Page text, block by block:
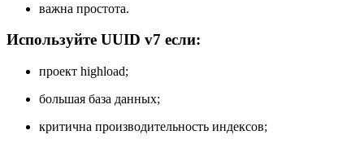
важна простота.
Используйте UUID v7 если:
проект highload;
большая база данных;
критична производительность индексов;